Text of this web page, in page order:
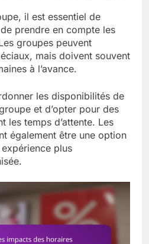
il est essentiel de
prendre en compte les
groupes peuvent
mais doivent souvent
à l’avance.
les disponibilités de
et d’opter pour des
les temps d’attente. Les
également être une option
plus